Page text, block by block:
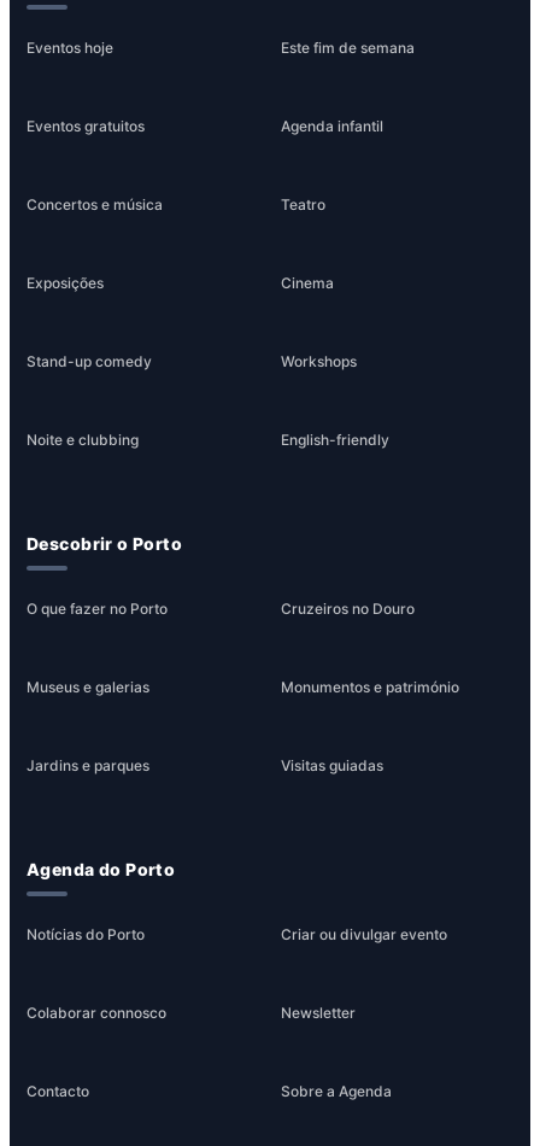
Eventos hoje Este fim de semana
Eventos gratuitos Agenda infantil
Concertos e música Teatro
Exposições Cinema
Stand-up comedy Workshops
Noite e clubbing English-friendly
Descobrir o Porto
O que fazer no Porto Cruzeiros no Douro
Museus e galerias Monumentos e património
Jardins e parques Visitas guiadas
Agenda do Porto
Notícias do Porto Criar ou divulgar evento
Colaborar connosco Newsletter
Contacto Sobre a Agenda